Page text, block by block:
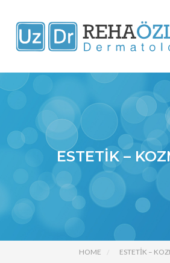
ESTETİK –
HOME ESTETİK –